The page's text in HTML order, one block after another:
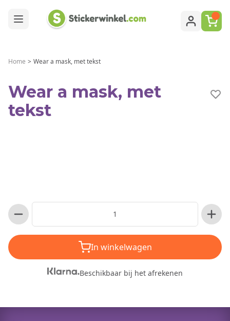
Home > Wear a mask, met tekst
Wear a mask, met
tekst
In winkelwagen
Beschikbaar bij het afrekenen